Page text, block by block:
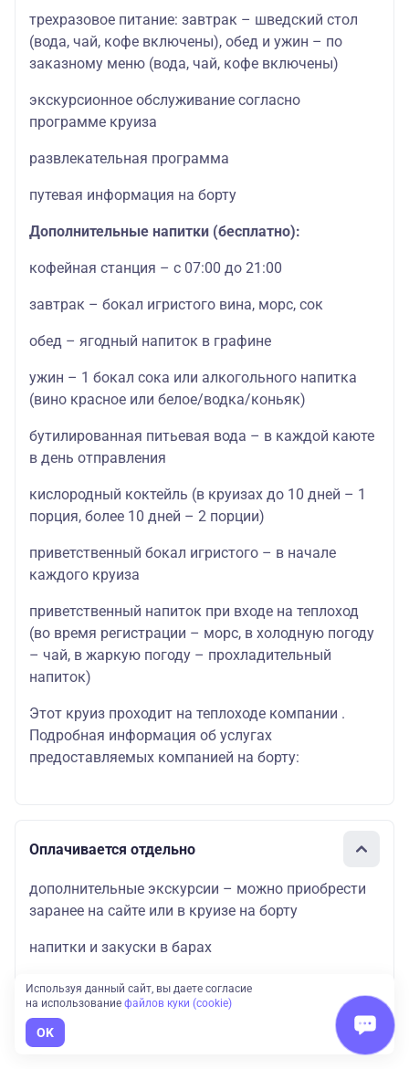
трехразовое питание: завтрак – шведский стол
(вода, чай, кофе включены), обед и ужин – по
заказному меню (вода, чай, кофе включены)
экскурсионное обслуживание согласно
программе круиза
развлекательная программа
путевая информация на борту
Дополнительные напитки (бесплатно):
кофейная станция – с 07:00 до 21:00
завтрак – бокал игристого вина, морс, сок
обед – ягодный напиток в графине
ужин – 1 бокал сока или алкогольного напитка
(вино красное или белое/водка/коньяк)
бутилированная питьевая вода – в каждой каюте
в день отправления
кислородный коктейль (в круизах до 10 дней – 1
порция, более 10 дней – 2 порции)
приветственный бокал игристого – в начале
каждого круиза
приветственный напиток при входе на теплоход
(во время регистрации – морс, в холодную погоду
– чай, в жаркую погоду – прохладительный
напиток)
Этот круиз проходит на теплоходе компании .
Подробная информация об услугах
предоставляемых компанией на борту:
Оплачивается отдельно
дополнительные экскурсии – можно приобрести
заранее на сайте или в круизе на борту
напитки и закуски в барах
прочие дополнительные услуги на борту
теплохода
Используя данный сайт, вы даете согласие
на использование файлов куки (cookie)
OK